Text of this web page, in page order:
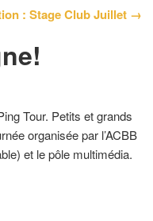
: Stage Club Juillet →
Tour. Petits et grands
organisée par l’ACBB
et le pôle multimédia.